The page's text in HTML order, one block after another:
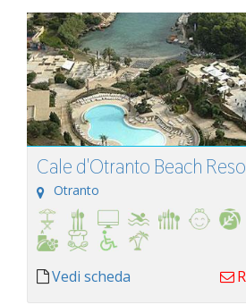
Cale d'Otranto Beach
Otranto
Vedi scheda